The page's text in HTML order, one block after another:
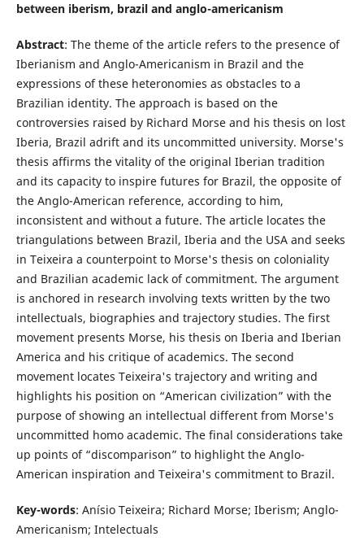
between iberism, brazil and anglo-americanism
Abstract: The theme of the article refers to the presence of
Iberianism and Anglo-Americanism in Brazil and the
expressions of these heteronomies as obstacles to a
Brazilian identity. The approach is based on the
controversies raised by Richard Morse and his thesis on lost
Iberia, Brazil adrift and its uncommitted university. Morse's
thesis affirms the vitality of the original Iberian tradition
and its capacity to inspire futures for Brazil, the opposite of
the Anglo-American reference, according to him,
inconsistent and without a future. The article locates the
triangulations between Brazil, Iberia and the USA and seeks
in Teixeira a counterpoint to Morse's thesis on coloniality
and Brazilian academic lack of commitment. The argument
is anchored in research involving texts written by the two
intellectuals, biographies and trajectory studies. The first
movement presents Morse, his thesis on Iberia and Iberian
America and his critique of academics. The second
movement locates Teixeira's trajectory and writing and
highlights his position on “American civilization” with the
purpose of showing an intellectual different from Morse's
uncommitted homo academic. The final considerations take
up points of “discomparison” to highlight the Anglo-
American inspiration and Teixeira's commitment to Brazil.
Key-words: Anísio Teixeira; Richard Morse; Iberism; Anglo-
Americanism; Intelectuals